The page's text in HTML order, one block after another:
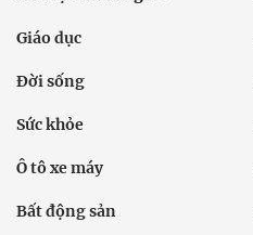
Giáo dục
Đời sống
Sức khỏe
Ô tô xe máy
Bất động sản